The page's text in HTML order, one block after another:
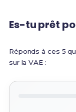
Es-tu prêt
Réponds à ces 5
sur la VAE :